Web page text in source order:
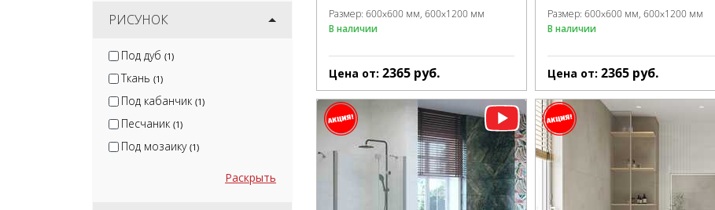
РИСУНОК
Под дуб (1)
Ткань (1)
Под кабанчик (1)
Песчаник (1)
Под мозаику (1)
Раскрыть
Размер: 600x600 мм 600x1200 мм
В наличии
Цена от: 2365 руб.
Размер:600x600 мм 600x1200 мм
В наличии
Цена от:2365 руб.